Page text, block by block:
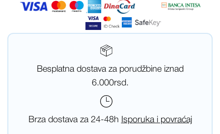
Besplatna dostava za porudžbine iznad
6.000rsd.
Brza dostava za 24-48h Isporuka i povraćaj